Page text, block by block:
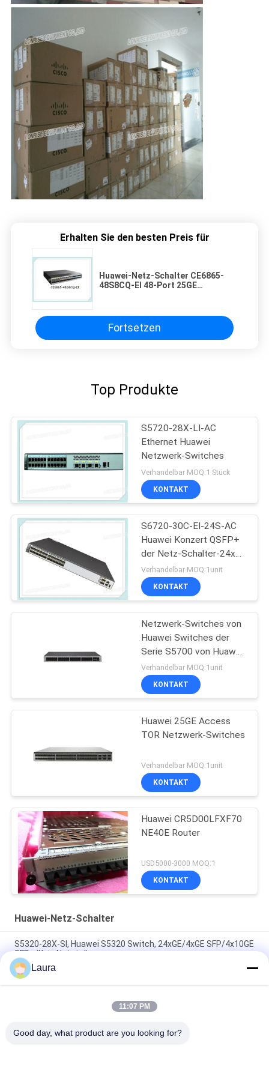
Erhalten Sie den besten Preis für
Huawei-Netz-Schalter CE6865-
48S8CQ-EI 48-Port 25GE
Fortsetzen
Top Produkte
S5720-28X-LI-AC
Ethernet Huawei
Netzwerk-Switches
Verhandelbar MOQ:1 Stück
KONTAKT
S6720-30C-EI-24S-AC
Huawei Konzert QSFP+
der Netz-Schalter-24x10
des Konzert-SFP+ 2x40
trägt
Verhandelbar MOQ:1unit
KONTAKT
Netzwerk-Switches von
Huawei Switches der
Serie S5700 von Huawei
S5735-L48P4X-A
Verhandelbar MOQ:1unit
KONTAKT
Huawei 25GE Access
TOR Netzwerk-Switches
Verhandelbar MOQ:1unit
KONTAKT
Huawei CR5D00LFXF70
NE40E Router
USD5000-3000 MOQ:1
KONTAKT
Huawei-Netz-Schalter
S5320-28X-SI, Huawei S5320 Switch, 24xGE/4xGE SFP/4x10GE
SFP+/Kein Netzteil
S5735-L24T4S-A1, Huawei S5735 Switch, 24xGE RJ45/4xGE
SFP/AC-Stromversorgung
CE8868-4C-EI, Huawei CE8800 Switch, 4x400GE QSFP112/Kein
Laura
11:07 PM
Good day, what product are you looking for?